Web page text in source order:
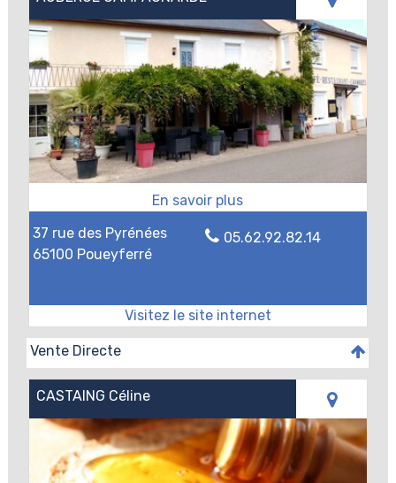
37 rue des Pyrénées
65100 Poueyferré
05.62.92.82.14
Vente Directe
CASTAING Céline